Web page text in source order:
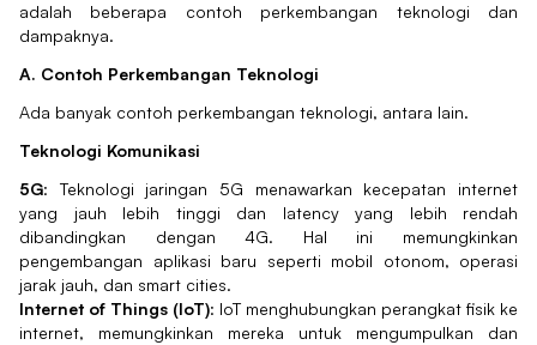
adalah beberapa contoh perkembangan teknologi dan
dampaknya.
A. Contoh Perkembangan Teknologi
Ada banyak contoh perkembangan teknologi, antara lain.
Teknologi Komunikasi
5G: Teknologi jaringan 5G menawarkan kecepatan internet
yang jauh lebih tinggi dan latency yang lebih rendah
dibandingkan dengan 4G. Hal ini memungkinkan
pengembangan aplikasi baru seperti mobil otonom, operasi
jarak jauh, dan smart cities.
Internet of Things (IoT): IoT menghubungkan perangkat fisik ke
internet, memungkinkan mereka untuk mengumpulkan dan